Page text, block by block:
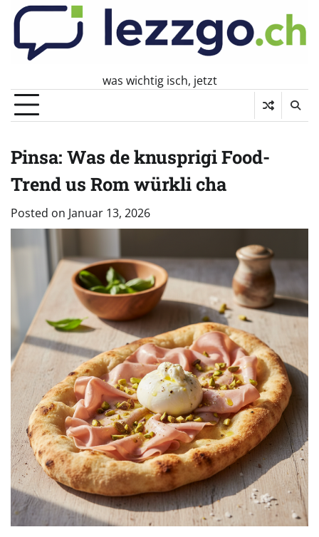
Skip
content
was wichtig isch, jetzt
Pinsa: Was de knusprigi Food-
Trend us Rom würkli cha
Posted on Januar 13, 2026